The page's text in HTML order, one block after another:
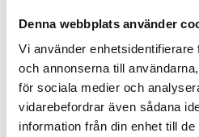
Denna webbplats använder
Vi använder
och annonserna till
för sociala medier och
vidarebefordrar även sådana
information från din enhet till
Fogia
Tiki rund ottoman
Tiki rund ottoman